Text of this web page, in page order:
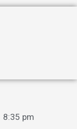
8:35 pm